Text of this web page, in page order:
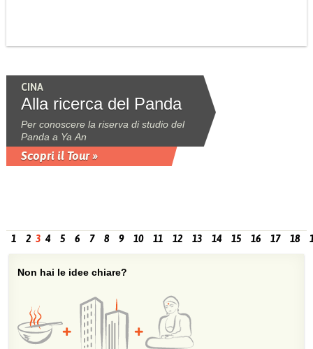
CINA
Alla ricerca del Panda
Per conoscere la riserva di studio del
Panda a Ya An
Scopri il Tour »
1 2 3 4 5 6 7 8 9 10 11 12 13 14 15 16 17 18
Non hai le idee chiare?